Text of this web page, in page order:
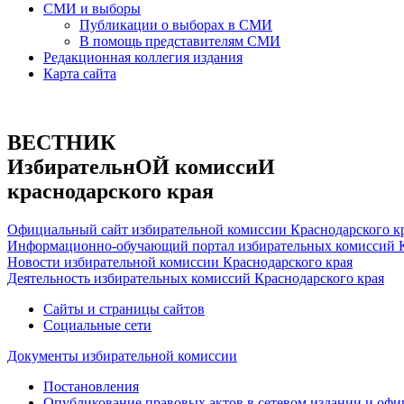
СМИ и выборы
Публикации о выборах в СМИ
В помощь представителям СМИ
Редакционная коллегия издания
Карта сайта
ВЕСТНИК
ИзбирательнОЙ комиссиИ
краснодарского края
Официальный сайт избирательной комиссии Краснодарского
Информационно-обучающий портал избирательных комиссий
Новости избирательной комиссии Краснодарского края
Деятельность избирательных комиссий Краснодарского края
Сайты и страницы сайтов
Социальные сети
Документы избирательной комиссии
Постановления